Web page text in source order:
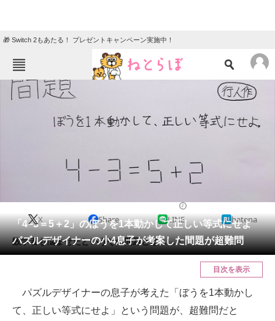
🎁 Switch 2もあたる！ プレゼントキャンペーン実施中！
ねとらぼメニュー
TOP
クイズ
教育・育児
会員記事
メディア
ITの今と未来を見通す
「4−3＝5＋2」のぼうを1本動かして正しい等式にせよ
パズルデザイナーの小4息子が考案した間題が超難問
X Share LINE hatena
数学者も悩ませたというその問題とは……！
目次を表示
パズルデザイナーの息子が考えた「ぼうを1本動かし
て、正しい等式にせよ」という問題が、超難問だと